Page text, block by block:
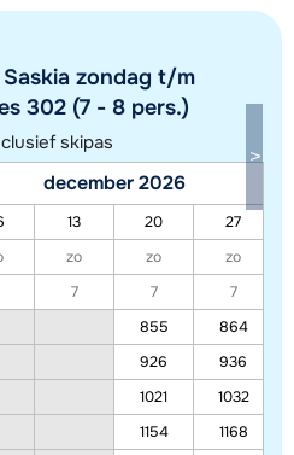
zondag t/m
302 (7 - 8 pers.)
skipas
december 2026
13 20
27
zo zo
zo
7 7
7
855
864
926
936
1021
1032
1154
1168